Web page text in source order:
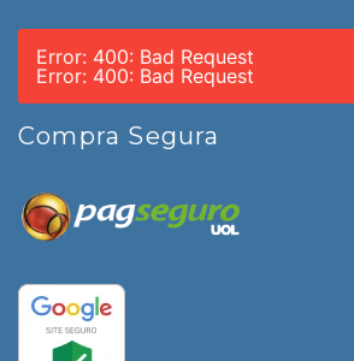
Error: 400: Bad Request
Error: 400: Bad Request
Compra Segura